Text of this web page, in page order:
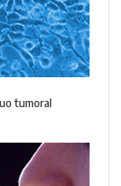
tumoral